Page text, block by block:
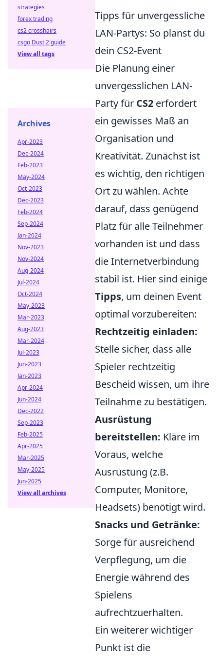
Tipps für unvergessliche
LAN-Partys: So planst du
dein CS2-Event
Die Planung einer
unvergesslichen LAN-
Party für CS2 erfordert
ein gewisses Maß an
Organisation und
Kreativität. Zunächst ist
es wichtig, den richtigen
Ort zu wählen. Achte
darauf, dass genügend
Platz für alle Teilnehmer
vorhanden ist und dass
die Internetverbindung
stabil ist. Hier sind einige
Tipps, um deinen Event
optimal vorzubereiten:
Rechtzeitig einladen:
Stelle sicher, dass alle
Spieler rechtzeitig
Bescheid wissen, um ihre
Teilnahme zu bestätigen.
Ausrüstung
bereitstellen: Kläre im
Voraus, welche
Ausrüstung (z.B.
Computer, Monitore,
Headsets) benötigt wird.
Snacks und Getränke:
Sorge für ausreichend
Verpflegung, um die
Energie während des
Spielens
aufrechtzuerhalten.
Ein weiterer wichtiger
Punkt ist die
strategies
forex trading
cs2 crosshairs
csgo Dust 2 guide
View all tags
Archives
Apr-2023
Dec-2024
Feb-2023
May-2024
Oct-2023
Dec-2023
Feb-2024
Sep-2024
Jan-2024
Nov-2023
Nov-2024
Aug-2024
Jul-2024
Oct-2024
May-2023
Mar-2023
Aug-2023
Mar-2024
Jul-2023
Jun-2023
Jan-2023
Apr-2024
Jun-2024
Dec-2022
Sep-2023
Feb-2025
Apr-2025
Mar-2025
May-2025
Jun-2025
View all archives